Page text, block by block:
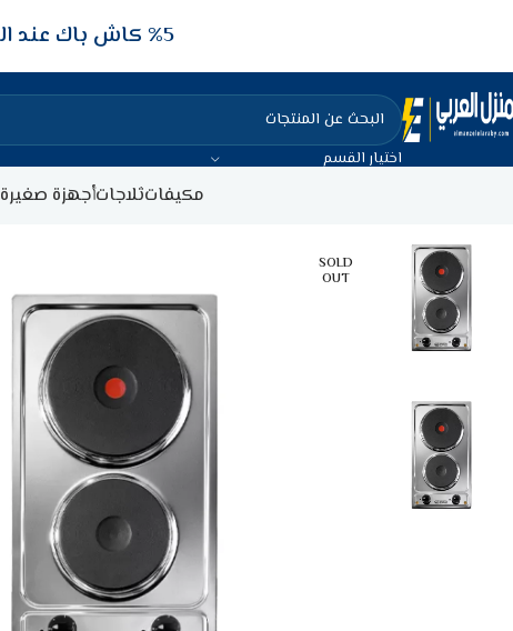
5‎% كاش باك عند الدفع عن طريق الفيزا البنكيه
اختيار القسم
مكيفاتثلاجاتأجهزة صغيرة
SOLD
OUT